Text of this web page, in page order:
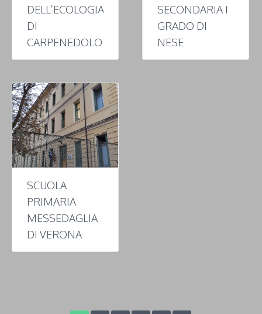
DELL’ECOLOGIA
DI
CARPENEDOLO
SECONDARIA I
GRADO DI
NESE
SCUOLA
PRIMARIA
MESSEDAGLIA
DI VERONA